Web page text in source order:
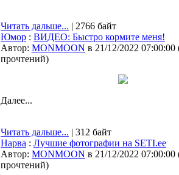
Читать дальше... | 2766 байт
Юмор : ВИДЕО: Быстро кормите меня!
Автор: MONMOON в 21/12/2022 07:00:00
прочтений)
Далее...
Читать дальше... | 312 байт
Нарва : Лучшие фотографии на SETI.ee
Автор: MONMOON в 21/12/2022 07:00:00
прочтений)